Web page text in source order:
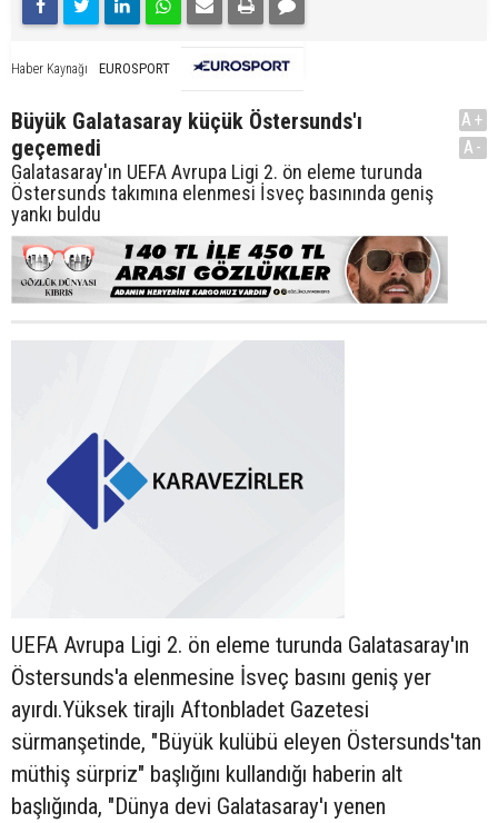
Haber Kaynağı EUROSPORT
Büyük Galatasaray küçük Östersunds'ı
geçemedi
Galatasaray'ın UEFA Avrupa Ligi 2. ön eleme turunda
Östersunds takımına elenmesi İsveç basınında geniş
yankı buldu
A+
A-
UEFA Avrupa Ligi 2. ön eleme turunda Galatasaray'ın
Östersunds'a elenmesine İsveç basını geniş yer
ayırdı.Yüksek tirajlı Aftonbladet Gazetesi
sürmanşetinde, "Büyük kulübü eleyen Östersunds'tan
müthiş sürpriz" başlığını kullandığı haberin alt
başlığında, "Dünya devi Galatasaray'ı yenen